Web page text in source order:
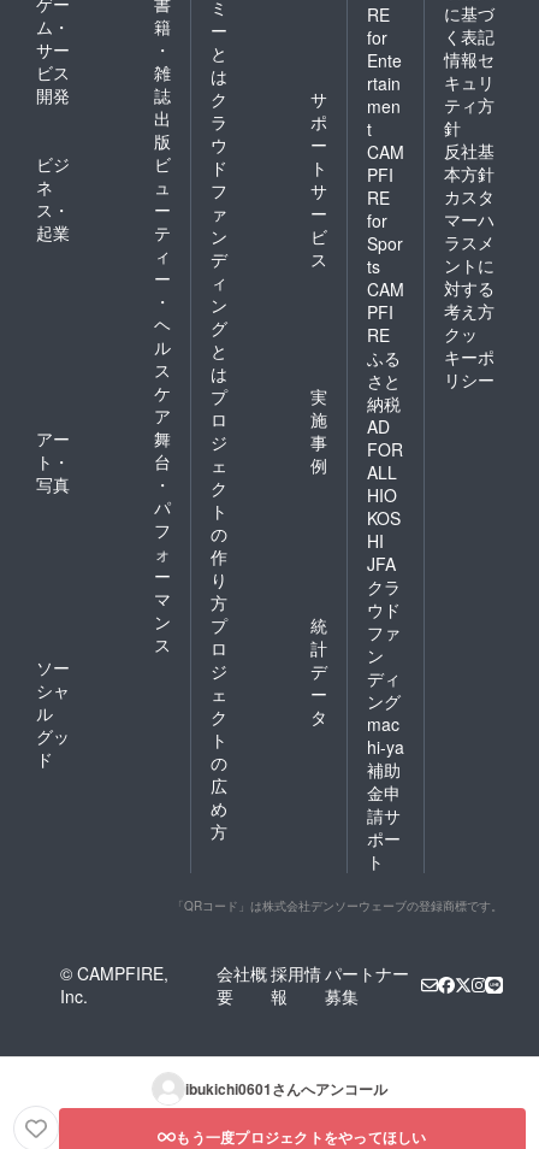
ム・
サー
ビス
開発
籍
・
雑
誌
出
版
ビジ
ネ
ス・
起業
ビ
ュ
ー
テ
ィ
ー
・
ヘ
ル
ス
ケ
ア
アー
ト・
写真
舞
台
・
パ
フ
ォ
ー
マ
ン
ス
ソー
シャ
ル
グッ
ド
ミ
ー
と
は
ク
ラ
ウ
ド
フ
ァ
ン
デ
ィ
ン
グ
と
は
サ
ポ
ー
ト
サ
ー
ビ
ス
プ
ロ
ジ
ェ
ク
ト
の
作
り
方
実
施
事
例
プ
ロ
ジ
ェ
ク
ト
の
広
め
方
統
計
デ
ー
タ
RE
for
Ente
rtain
men
t
CAM
PFI
RE
for
Spor
ts
CAM
PFI
RE
ふる
さと
納税
AD
FOR
ALL
HIO
KOS
HI
JFA
クラ
ウド
ファ
ン
ディ
ング
mac
hi-ya
補助
金申
請サ
ポー
ト
に基づ
く表記
情報セ
キュリ
ティ方
針
反社基
本方針
カスタ
マーハ
ラスメ
ントに
対する
考え方
クッ
キーポ
リシー
「QRコード」は株式会社デンソーウェーブの登録商標です。
© CAMPFIRE,
Inc.
会社概
要
採用情
報
パートナー
募集
ibukichi0601さんへアンコール
もう一度プロジェクトをやってほしい